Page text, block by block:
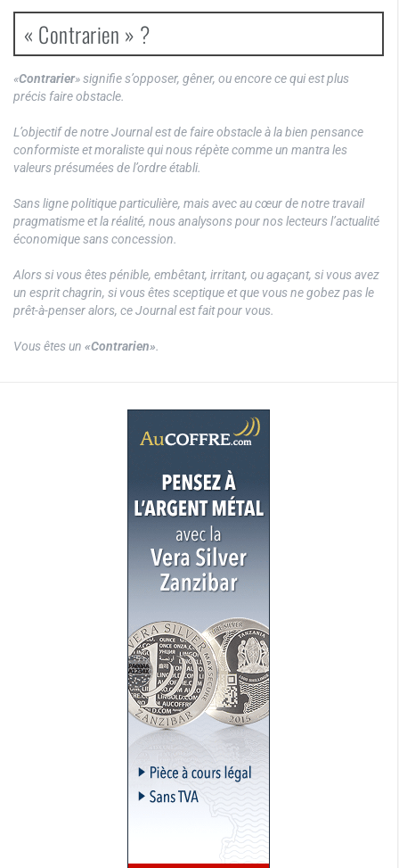
« Contrarien » ?
«Contrarier» signifie s’opposer, gêner, ou encore ce qui est plus
précis faire obstacle.
L’objectif de notre Journal est de faire obstacle à la bien pensance
conformiste et moraliste qui nous répète comme un mantra les
valeurs présumées de l’ordre établi.
Sans ligne politique particulière, mais avec au cœur de notre travail
pragmatisme et la réalité, nous analysons pour nos lecteurs l’actualité
économique sans concession.
Alors si vous êtes pénible, embêtant, irritant, ou agaçant, si vous avez
un esprit chagrin, si vous êtes sceptique et que vous ne gobez pas le
prêt-à-penser alors, ce Journal est fait pour vous.
Vous êtes un «Contrarien».